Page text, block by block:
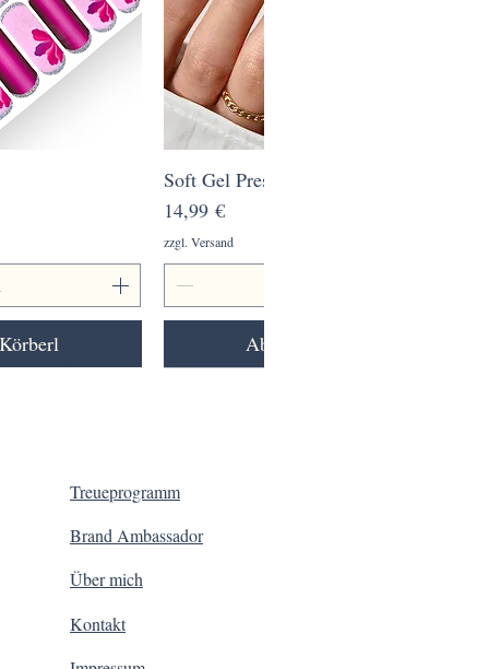
Schnellansicht
Soft Gel Press on Nail Satin Merlot
Preis
14,99 €
zzgl. Versand
Ab ins Körberl
Treueprogramm
Brand Ambassador
Über mich
Kontakt